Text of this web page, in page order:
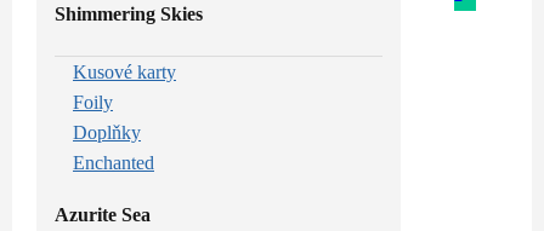
Shimmering Skies
Kusové karty
Foily
Doplňky
Enchanted
Azurite Sea